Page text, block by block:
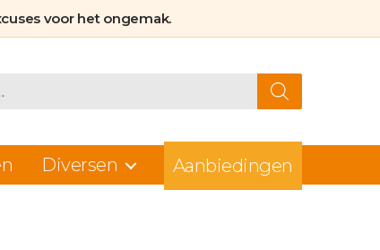
voor het ongemak.
Diversen Aanbiedingen